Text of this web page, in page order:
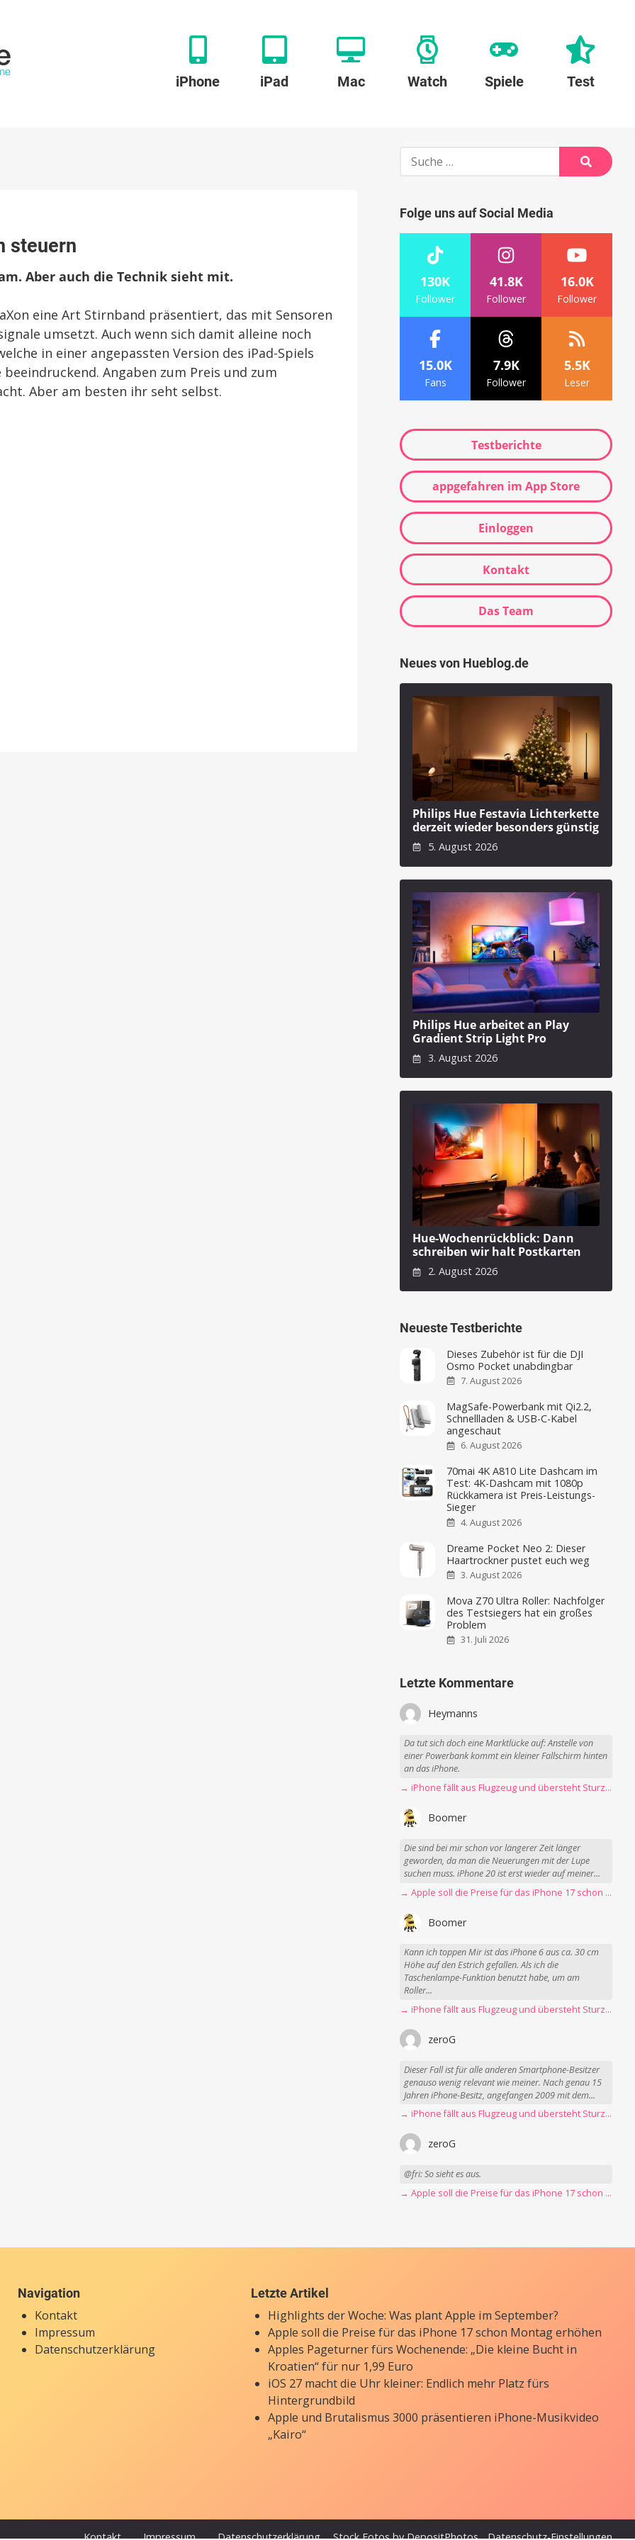
iPhone iPad Mac Watch Spiele Test
steuern
Aber auch die Technik sieht mit.
eine Art Stirnband präsentiert, das mit Sensoren
umsetzt. Auch wenn sich damit alleine noch
in einer angepassten Version des iPad-Spiels
Angaben zum Preis und zum
Aber am besten ihr seht selbst.
Suche
Suche
Folge uns auf Social Media
130K
Follower
41.8K
Follower
16.0K
Follower
15.0K
Fans
7.9K
Follower
5.5K
Leser
Testberichte
appgefahren im App Store
Einloggen
Kontakt
Das Team
Neues von Hueblog.de
Philips Hue Festavia Lichterkette
derzeit wieder besonders günstig
5. August 2026
Philips Hue arbeitet an Play
Gradient Strip Light Pro
3. August 2026
Hue-Wochenrückblick: Dann
schreiben wir halt Postkarten
2. August 2026
Neueste Testberichte
Dieses Zubehör ist für die DJI
Osmo Pocket unabdingbar
7. August 2026
MagSafe-Powerbank mit Qi2.2,
Schnellladen & USB-C-Kabel
angeschaut
6. August 2026
70mai 4K A810 Lite Dashcam im
Test: 4K-Dashcam mit 1080p
Rückkamera ist Preis-Leistungs-
Sieger
4. August 2026
Dreame Pocket Neo 2: Dieser
Haartrockner pustet euch weg
3. August 2026
Mova Z70 Ultra Roller: Nachfolger
des Testsiegers hat ein großes
Problem
31. Juli 2026
Letzte Kommentare
Heymanns
Da tut sich doch eine Marktlücke auf: Anstelle von
einer Powerbank kommt ein kleiner Fallschirm hinten
an das iPhone.
→ iPhone fällt aus Flugzeug und übersteht Sturz unbeschadet
Boomer
Die sind bei mir schon vor längerer Zeit länger
geworden, da man die Neuerungen mit der Lupe
suchen muss. iPhone 20 ist erst wieder auf meiner...
→ Apple soll die Preise für das iPhone 17 schon Montag erhöhen
Boomer
Kann ich toppen Mir ist das iPhone 6 aus ca. 30 cm
Höhe auf den Estrich gefallen. Als ich die
Taschenlampe-Funktion benutzt habe, um am
Roller...
→ iPhone fällt aus Flugzeug und übersteht Sturz unbeschadet
zeroG
Dieser Fall ist für alle anderen Smartphone-Besitzer
genauso wenig relevant wie meiner. Nach genau 15
Jahren iPhone-Besitz, angefangen 2009 mit dem...
→ iPhone fällt aus Flugzeug und übersteht Sturz unbeschadet
zeroG
@fri: So sieht es aus.
→ Apple soll die Preise für das iPhone 17 schon Montag erhöhen
Navigation
Kontakt
Impressum
Datenschutzerklärung
Letzte Artikel
Highlights der Woche: Was plant Apple im September?
Apple soll die Preise für das iPhone 17 schon Montag erhöhen
Apples Pageturner fürs Wochenende: „Die kleine Bucht in
Kroatien“ für nur 1,99 Euro
iOS 27 macht die Uhr kleiner: Endlich mehr Platz fürs
Hintergrundbild
Apple und Brutalismus 3000 präsentieren iPhone-Musikvideo
„Kairo“
Kontakt Impressum Datenschutzerklärung Stock Fotos by DepositPhotos Datenschutz-Einstellungen